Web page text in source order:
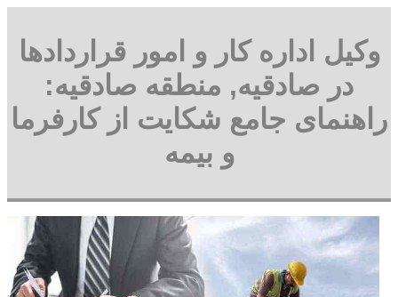
وکیل اداره کار و امور قراردادها
در صادقیه, منطقه صادقیه:
راهنمای جامع شکایت از کارفرما
و بیمه